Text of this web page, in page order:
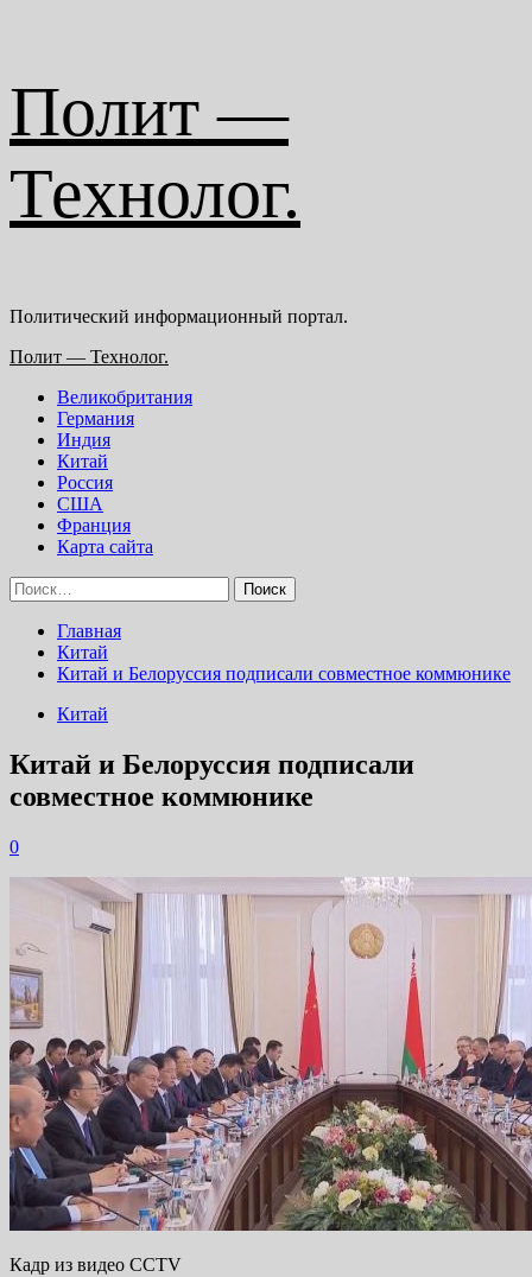
содержимому
Полит —
Технолог.
Политический информационный портал.
Основное
Полит — Технолог.
Великобритания
Германия
Индия
Китай
Россия
США
Франция
Карта сайта
Найти:
Главная
Китай
Китай и Белоруссия подписали совместное коммюнике
Китай
Китай и Белоруссия подписали
совместное коммюнике
0
Кадр из видео CCTV